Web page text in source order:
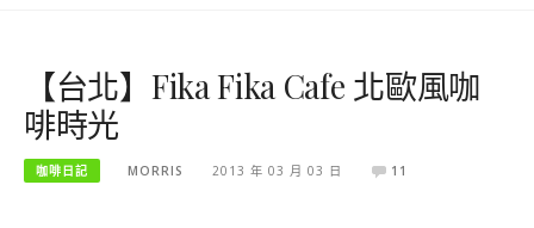
【台北】Fika Fika Cafe 北歐風咖
啡時光
咖啡日記 MORRIS 2013 年 03 月 03 日 11